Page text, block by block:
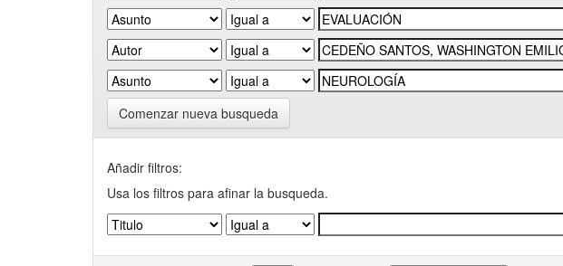
Comenzar nueva busqueda
Añadir filtros:
Usa los filtros para afinar la busqueda.